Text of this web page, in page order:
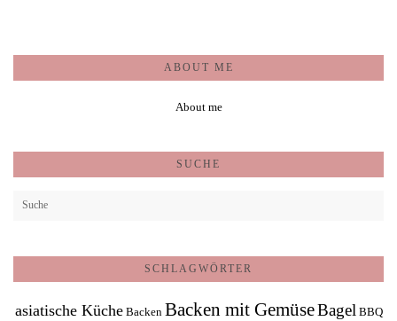
ABOUT ME
About me
SUCHE
SCHLAGWÖRTER
asiatische Küche Backen Backen mit GemüseBagel BBQ